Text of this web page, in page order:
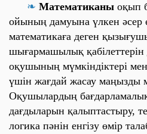
❧ Математиканы оқып
ойының дамуына үлкен әсер
математикаға деген
шығармашылық қабілеттерін
оқушының мүмкіндіктері мен
үшін жағдай жасау маңызды
Оқушылардың бағдарламалық
дағдыларын қалыптастыру,
логика пәнін енгізу өмір